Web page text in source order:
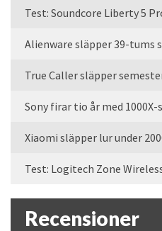
Test: Soundcore Liberty 5
Alienware släpper 39-tums
True Caller släpper
Sony firar tio år med 1000X-
Xiaomi släpper lur under
Test: Logitech Zone
Recensioner